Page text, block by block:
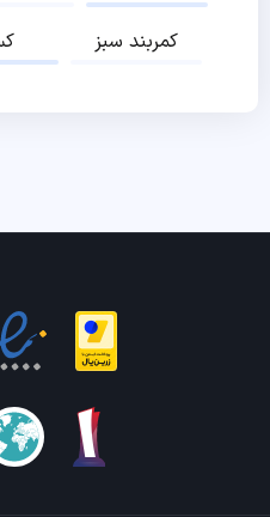
کمربند سبز